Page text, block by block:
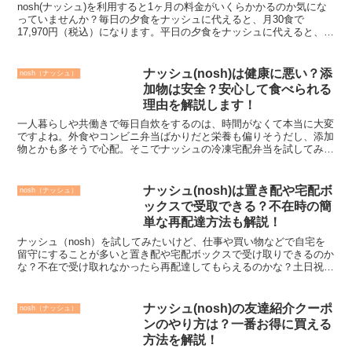
nosh(ナッシュ)を利用すると1ヶ月の料金がいくらかかるのか気にな
っていませんか？毎日の夕食をナッシュに代えると、月30食で
17,970円（税込）になります。平日の夕食をナッシュに代えると、月
nosh（ナッシュ）
ナッシュ(nosh)は健康に悪い？添
加物は安全？安心して食べられる
理由を解説します！
一人暮らしや共働きで毎日自炊をするのは、時間がなくて本当に大変
ですよね。外食やコンビニ弁当ばかりだと栄養も偏りそうだし、添加
物とかも多そうで心配。そこでナッシュの冷凍宅配弁当を試してみた
nosh（ナッシュ）
ナッシュ(nosh)は置き配や宅配ボ
ックスで受取できる？不在時の簡
単な再配達方法も解説！
ナッシュ（nosh）を試してみたいけど、仕事や買い物などで自宅を
留守にすることが多いと置き配や宅配ボックスで受け取りできるのか
な？不在で受け取れなかったら再配達してもらえるのかな？土日祝日
nosh（ナッシュ）
ナッシュ(nosh)の友達紹介クーポ
ンのやり方は？一番お得に買える
方法を解説！